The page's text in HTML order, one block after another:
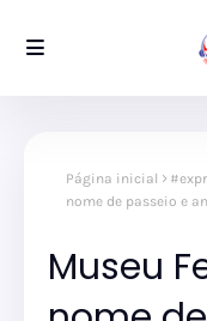
Página inicial
nome de passeio e
Museu